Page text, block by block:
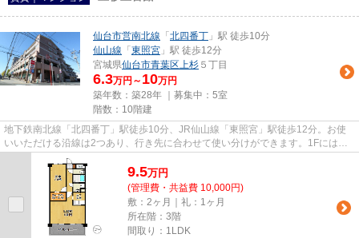
仙台市営南北線 「 北四番丁 」駅 徒歩10分
仙山線 「 東照宮 」駅 徒歩12分
宮城県仙台市青葉区上杉 ５丁目
6.3万円～ 10万円
築年数：築28年 ｜募集中： 5室
階数：10階建
地下鉄南北線「北四番丁」駅徒歩10分、JR仙山線「東照宮」駅徒歩12分。お使
いいただける沿線は2つあり、行き先に合わせて使い分けができます。1Fには、
24時間スーパーのSEIYUが入って...
9.5万円
(管理費・共益費 10,000円)
敷：2ヶ月｜礼：1ヶ月
所在階：3階
間取り：1LDK